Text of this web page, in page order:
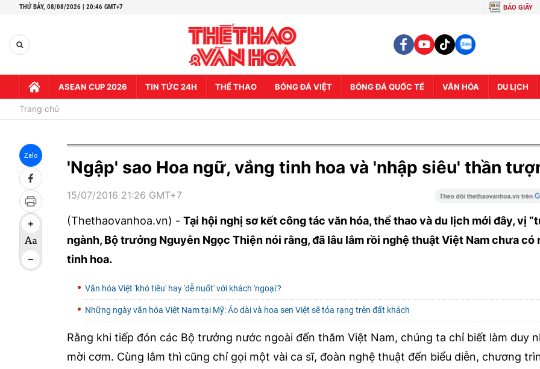
THỨ BẢY, 08/08/2026 | 20:46 GMT+7 BÁO GIẤY
ASEAN CUP 2026 TIN TỨC 24H THỂ THAO BÓNG ĐÁ VIỆT BÓNG ĐÁ QUỐC TẾ VĂN HÓA DU LỊCH
Trang chủ
Zalo
'Ngập' sao Hoa ngữ, vắng tinh hoa và 'nhập siêu' thần
15/07/2016 21:26 GMT+7
(Thethaovanhoa.vn) - Tại hội nghị sơ kết công tác văn hóa, thể thao và du lịch mới đây, vị
ngành, Bộ trưởng Nguyễn Ngọc Thiện nói rằng, đã lâu lắm rồi nghệ thuật Việt Nam chưa có
tinh hoa.
Văn hóa Việt 'khó tiêu' hay 'dễ nuốt' với khách 'ngoại'?
Những ngày văn hóa Việt Nam tại Mỹ: Áo dài và hoa sen Việt sẽ tỏa rạng trên đất khách
Rằng khi tiếp đón các Bộ trưởng nước ngoài đến thăm Việt Nam, chúng ta chỉ biết làm duy
mời cơm. Cùng lắm thì cũng chỉ gọi một vài ca sĩ, đoàn nghệ thuật đến biểu diễn, chương